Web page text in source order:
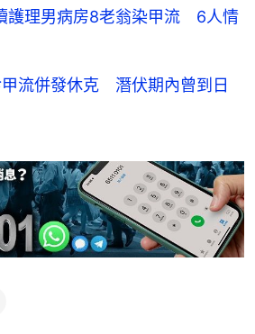
護理男病房8老翁染甲流 6人情
流併發休克 潛伏期內曾到日